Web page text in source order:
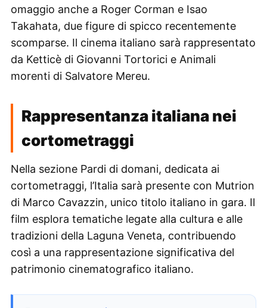
omaggio anche a Roger Corman e Isao
Takahata, due figure di spicco recentemente
scomparse. Il cinema italiano sarà rappresentato
da Ketticè di Giovanni Tortorici e Animali
morenti di Salvatore Mereu.
Rappresentanza italiana nei
cortometraggi
Nella sezione Pardi di domani, dedicata ai
cortometraggi, l’Italia sarà presente con Mutrion
di Marco Cavazzin, unico titolo italiano in gara. Il
film esplora tematiche legate alla cultura e alle
tradizioni della Laguna Veneta, contribuendo
così a una rappresentazione significativa del
patrimonio cinematografico italiano.